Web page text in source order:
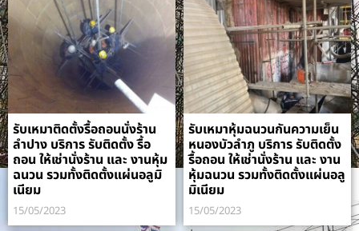
รับเหมาติดตั้งรื้อถอนนั่งร้าน
ลำปาง บริการ รับติดตั้ง รื้อ
ถอน ให้เช่านั่งร้าน และ งานหุ้ม
ฉนวน รวมทั้งติดตั้งแผ่นอลูมิ
เนียม
15/05/2023
รับเหมาหุ้มฉนวนกันความเย็น
หนองบัวลำภู บริการ รับติดตั้ง
รื้อถอน ให้เช่านั่งร้าน และ งาน
หุ้มฉนวน รวมทั้งติดตั้งแผ่นอลู
มิเนียม
15/05/2023